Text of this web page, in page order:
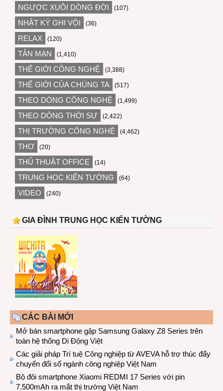
NGƯỢC XUÔI DÒNG ĐỜI (107)
NHẬT KÝ GHI VỘI (36)
RELAX (120)
TẢN MẠN (1,410)
THẾ GIỚI CÔNG NGHỆ (3,388)
THẾ GIỚI CỦA CHÚNG TA (517)
THEO DÒNG CÔNG NGHỆ (1,499)
THEO DÒNG THỜI SỰ (2,422)
THỊ TRƯỜNG CÔNG NGHỆ (4,462)
THƠ (20)
THỦ THUẬT OFFICE (14)
TRUNG HỌC KIẾN TƯỜNG (64)
VIDEO (240)
GIA ĐÌNH TRUNG HỌC KIẾN TƯỜNG
CÁC BÀI MỚI
Mở bán smartphone gập Samsung Galaxy Z8 Series trên
toàn hệ thống Di Động Việt
Các giải pháp Trí tuệ Công nghiệp từ AVEVA hỗ trợ thúc đẩy
chuyển đổi số ngành công nghiệp Việt Nam
Bộ đôi smartphone Xiaomi REDMI 17 Series với pin
7.500mAh ra mắt thị trường Việt Nam